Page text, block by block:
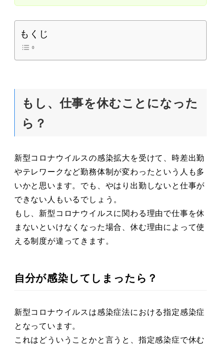
もくじ
もし、仕事を休むことになった
ら？
新型コロナウイルスの感染拡大を受けて、時差出勤
やテレワークなど勤務体制が変わったという人も多
いかと思います。でも、やはり出勤しないと仕事が
できない人もいるでしょう。
もし、新型コロナウイルスに関わる理由で仕事を休
まないといけなくなった場合、休む理由によって使
える制度が違ってきます。
自分が感染してしまったら？
新型コロナウイルスは感染症法における指定感染症
となっています。
これはどういうことかと言うと、指定感染症で休む